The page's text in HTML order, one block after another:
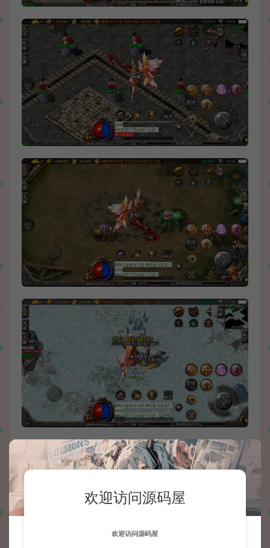
欢迎访问源码屋
欢迎访问源码屋